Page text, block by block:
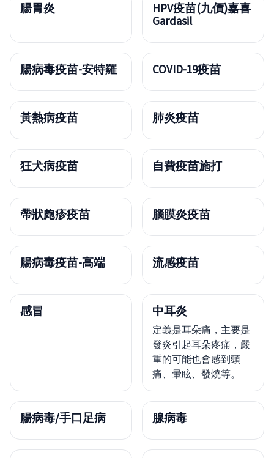
腸胃炎
HPV疫苗(九價)嘉喜
Gardasil
腸病毒疫苗-安特羅 COVID-19疫苗
黃熱病疫苗 肺炎疫苗
狂犬病疫苗 自費疫苗施打
帶狀皰疹疫苗 腦膜炎疫苗
腸病毒疫苗-高端 流感疫苗
感冒 中耳炎
定義是耳朵痛，主要是
發炎引起耳朵疼痛，嚴
重的可能也會感到頭
痛、暈眩、發燒等。
腸病毒/手口足病 腺病毒